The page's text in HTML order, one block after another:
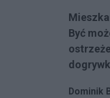
Być
Dominik